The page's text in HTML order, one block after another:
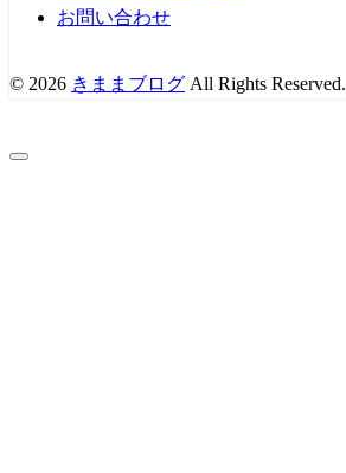
お問い合わせ
© 2026 きままブログ All Rights Reserved.